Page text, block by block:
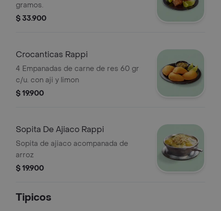
gramos.
$ 33.900
Crocanticas Rappi
4 Empanadas de carne de res 60 gr
c/u. con aji y limon
$ 19.900
Sopita De Ajiaco Rappi
Sopita de ajiaco acompanada de
arroz
$ 19.900
Tipicos